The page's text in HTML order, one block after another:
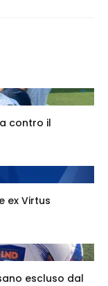
contro il
ex Virtus
escluso dal